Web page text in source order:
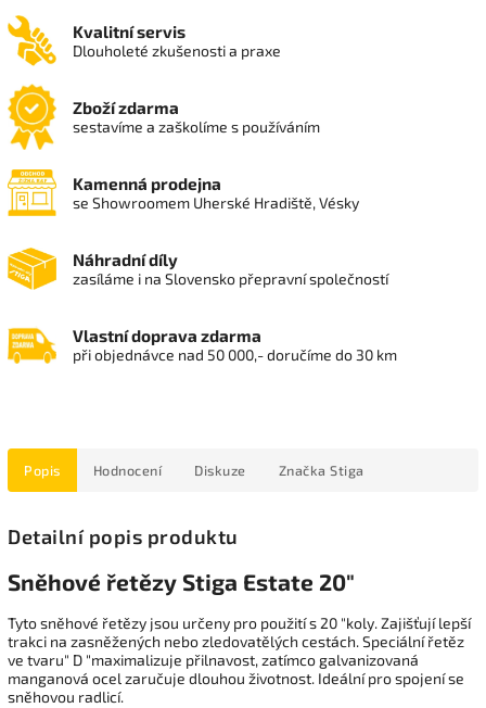
Kvalitní servis
Dlouholeté zkušenosti a praxe
Zboží zdarma
sestavíme a zaškolíme s používáním
Kamenná prodejna
se Showroomem Uherské Hradiště, Vésky
Náhradní díly
zasíláme i na Slovensko přepravní společností
Vlastní doprava zdarma
při objednávce nad 50 000,- doručíme do 30 km
Popis Hodnocení Diskuze Značka Stiga
Detailní popis produktu
Sněhové řetězy Stiga Estate 20"
Tyto sněhové řetězy jsou určeny pro použití s 20 "koly. Zajišťují lepší
trakci na zasněžených nebo zledovatělých cestách. Speciální řetěz
ve tvaru" D "maximalizuje přilnavost, zatímco galvanizovaná
manganová ocel zaručuje dlouhou životnost. Ideální pro spojení se
sněhovou radlicí.